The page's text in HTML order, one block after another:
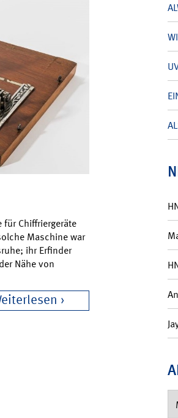
für Chiffriergeräte
Maschine war
ihr Erfinder
Nähe von